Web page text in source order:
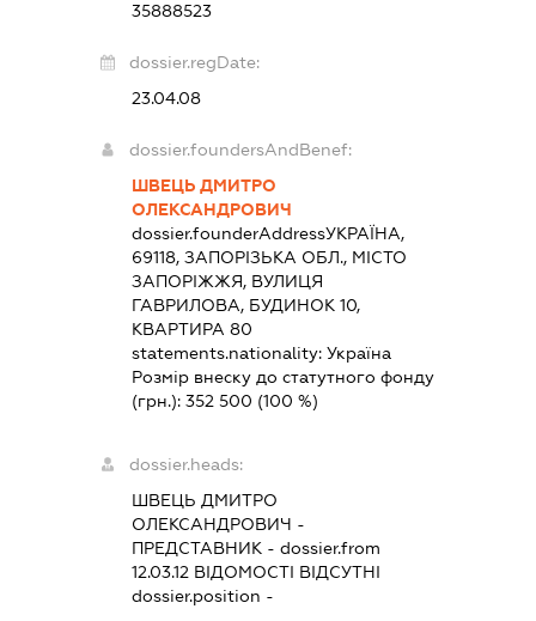
35888523
dossier.regDate:
23.04.08
dossier.foundersAndBenef:
ШВЕЦЬ ДМИТРО
ОЛЕКСАНДРОВИЧ
dossier.founderAddressУКРАЇНА,
69118, ЗАПОРІЗЬКА ОБЛ., МІСТО
ЗАПОРІЖЖЯ, ВУЛИЦЯ
ГАВРИЛОВА, БУДИНОК 10,
КВАРТИРА 80
statements.nationality:Україна
Розмір внеску до статутного фонду
(грн.):352 500 (100 %)
dossier.heads:
ШВЕЦЬ ДМИТРО
ОЛЕКСАНДРОВИЧ -
ПРЕДСТАВНИК - dossier.from
12.03.12 ВІДОМОСТІ ВІДСУТНІ
dossier.position -